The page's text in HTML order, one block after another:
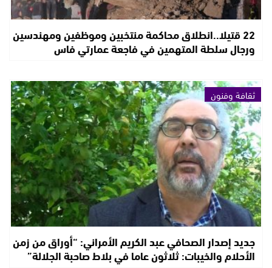
22 قتيلا..انطلاق محاكمة منتخبين وموظفين ومهندسين
ورجال سلطة المتهمين في فاجعة عمارتي فاس
ثقافة وفنون
جديد إصدار الصحافي عبد الكريم الأمراني: “أوراق من زمن
الأحلام والخيبات: ثلاثون عاما في بلاط صاحبة الجلالة”